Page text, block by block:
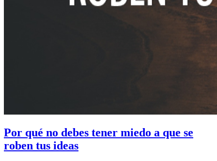
Por qué no debes tener miedo a que se
roben tus ideas